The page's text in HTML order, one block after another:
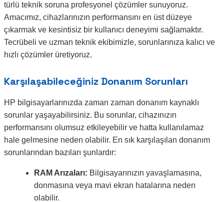
türlü teknik soruna profesyonel çözümler sunuyoruz.
Amacımız, cihazlarınızın performansını en üst düzeye
çıkarmak ve kesintisiz bir kullanıcı deneyimi sağlamaktır.
Tecrübeli ve uzman teknik ekibimizle, sorunlarınıza kalıcı ve
hızlı çözümler üretiyoruz.
Karşılaşabileceğiniz Donanım Sorunları
HP bilgisayarlarınızda zaman zaman donanım kaynaklı
sorunlar yaşayabilirsiniz. Bu sorunlar, cihazınızın
performansını olumsuz etkileyebilir ve hatta kullanılamaz
hale gelmesine neden olabilir. En sık karşılaşılan donanım
sorunlarından bazıları şunlardır:
RAM Arızaları: Bilgisayarınızın yavaşlamasına,
donmasına veya mavi ekran hatalarına neden
olabilir.